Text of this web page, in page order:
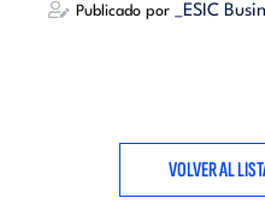
Publicado por _ESIC
VOLVER AL